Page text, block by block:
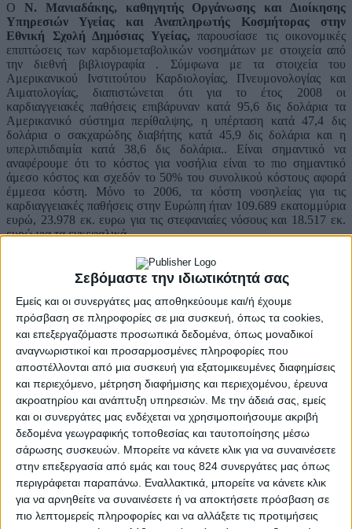
Σεβόμαστε την ιδιωτικότητά σας
Εμείς και οι συνεργάτες μας αποθηκεύουμε και/ή έχουμε
πρόσβαση σε πληροφορίες σε μια συσκευή, όπως τα cookies,
και επεξεργαζόμαστε προσωπικά δεδομένα, όπως μοναδικοί
αναγνωριστικοί και προσαρμοσμένες πληροφορίες που
αποστέλλονται από μια συσκευή για εξατομικευμένες διαφημίσεις
και περιεχόμενο, μέτρηση διαφήμισης και περιεχομένου, έρευνα
ακροατηρίου και ανάπτυξη υπηρεσιών. Με την άδειά σας, εμείς
και οι συνεργάτες μας ενδέχεται να χρησιμοποιήσουμε ακριβή
δεδομένα γεωγραφικής τοποθεσίας και ταυτοποίησης μέσω
σάρωσης συσκευών. Μπορείτε να κάνετε κλικ για να συναινέσετε
στην επεξεργασία από εμάς και τους 824 συνεργάτες μας όπως
περιγράφεται παραπάνω. Εναλλακτικά, μπορείτε να κάνετε κλικ
για να αρνηθείτε να συναινέσετε ή να αποκτήσετε πρόσβαση σε
πιο λεπτομερείς πληροφορίες και να αλλάξετε τις προτιμήσεις
Ο Ν. Μανιαδάκης, καθηγητής Οργάνωσης και Διοίκησης
Υπηρεσιών Υγείας και Αναπληρωτής Κοσμήτορας στην
Εθνική Σχολή Δημόσιας Υγείας, παρουσίασε τις οικονομικές
επιπτώσεις των καρδιομεταβολικών νοσημάτων με στοιχεία από
την διεθνή βιβλιογραφία . Σύμφωνα με τα στοιχεία του
Αμερικανικού Ινστιτούτου Καρδιολογίας, Πνευμονολογίας και
Αιματολογίας, διαπιστώνεται ότι για το έτος 2008 οι
καρδιαγγειακές παθήσεις επιβάρυναν κατά 95,6 δις δολάρια τα
Αμερικανικό σύστημα περίθαλψης, η υπέρταση κατά 47,4 δις
δολάρια ο σακχαρώδης διαβήτης κατά 45,9 δις δολάρια και η
υπερλιπιδαιμία κατά 38,6 δις δολάρια.. Είναι σημαντικό να
αναφέρουμε ότι το κόστος για νοσήλια είναι το πιο σημαντικό
άμεσο κόστος και σχεδόν το 50% του συνολικού κόστους αφορά
έμμεσα κόστη. Μόνο το 2006, τα κόστη νοσηλείας για τις
καρδιαγγειακές παθήσεις στην Ευρώπη ήταν 109.689 εκατομμύρια
ευρώ, 23.978 εκ. ευρω για τις στεφανιαίες νόσους και 18.517 εκ.
ευρώ για τα εγκεφαλικά.
Αναφορικά με το διαβήτη, τονίστηκε η σημαντική αύξηση του
επιπολασμού της νόσου. Τα πρόσφατα στοιχεία του 2013 δείχνουν
ότι 382 εκατομμύρια άνθρωποι πάσχουν από διαβήτη, αριθμός που
μέχρι το 2035 θα έχει σχεδόν διπλασιαστεί στα 592 εκατομμύρια.
Σύμφωνα με μελέτη του LSE, το συνολικό οικονομικό κόστος
διαχείρισης του Διαβήτη ήταν 188 δις Ευρώ το 2010 στην Ιταλία,
Ισπανία, Γερμανία, στο Ηνωμένο Βασίλειο και στη Γαλλία. Τα 90
δις Ευρώ αφορούν άμεσα κόστη και τα 98 δις Ευρώ έμμεσα κόστη.
Το κόστος των φάρμακων δεν ξεπερνά το 10% του συνολικό
άμεσου κόστους διαχείρισης του διαβήτη.
Το«CardioMetabolic Summit»τέλεσε υπό την αιγίδα της
Ελληνικής Εταιρείας Αθηροσκλήρωσης, τηςΕλληνικής
Διαβητολογικής Εταιρείας (ΕΔΕ) , της
Ελληνικής Εταιρείας
Λιπιδιολογίας,Αθηροσκλήρωσης και Αγγειακής Νόσου
(ΕΕΛΙΑ), τηςΕταιρείας Αθηροσκλήρωσης Βορείου Ελλάδος
(ΕΑΒΕ), τηςΔιαβητολογικής Εταιρείας Βορείου Ελλάδος
(ΔΕΒΕ) , τηςΕλληνικής Ενδοκρινολογικής Εταιρείαςκαι της
Πανελλήνιας Ένωσης Ενδοκρινολόγων, και πραγματοποιήθηκε